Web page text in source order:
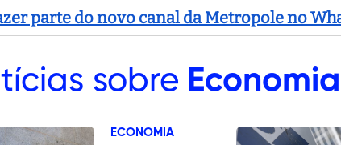
parte do novo canal da Metropole no
sobre Economia
ECONOMIA